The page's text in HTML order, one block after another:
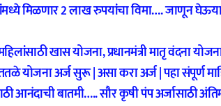
मिळणार 2 लाख रुपयांचा विमा…. जाणून
खास योजना, प्रधानमंत्री मातृ वंदना
योजना अर्ज सुरू | असा करा अर्ज | पहा संपूर्ण
आनंदाची बातमी….. सौर कृषी पंप अर्जासाठी